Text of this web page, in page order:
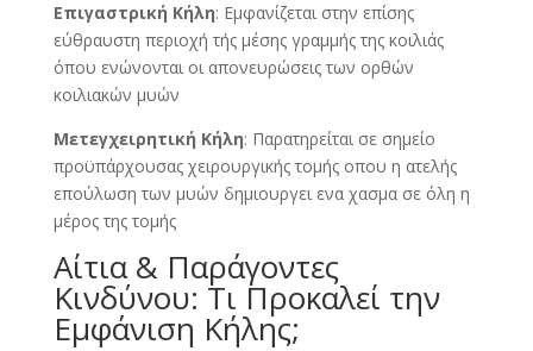
Επιγαστρική Κήλη: Εμφανίζεται στην επίσης
εύθραυστη περιοχή τής μέσης γραμμής της κοιλιάς
όπου ενώνονται οι απονευρώσεις των ορθών
κοιλιακών μυών
Μετεγχειρητική Κήλη: Παρατηρείται σε σημείο
προϋπάρχουσας χειρουργικής τομής οπου η ατελής
επούλωση των μυών δημιουργει ενα χασμα σε όλη η
μέρος της τομής
Αίτια & Παράγοντες
Κινδύνου: Τι Προκαλεί την
Εμφάνιση Κήλης;